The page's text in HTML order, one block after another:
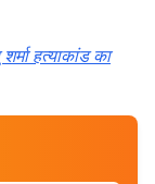
हत्याकांड का